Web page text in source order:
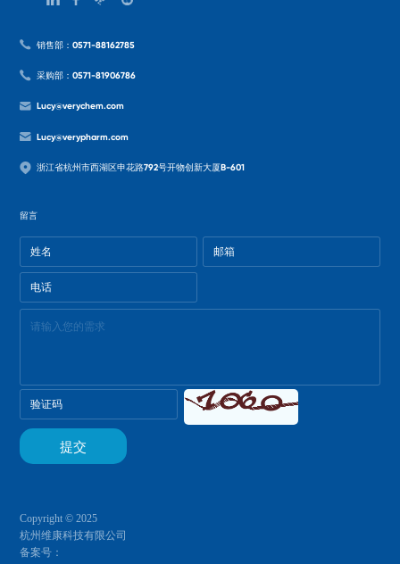
销售部：0571-88162785
采购部：0571-81906786
Lucy@verychem.com
Lucy@verypharm.com
浙江省杭州市西湖区申花路792号开物创新大厦B-601
留言
Copyright © 2025
杭州维康科技有限公司
备案号：